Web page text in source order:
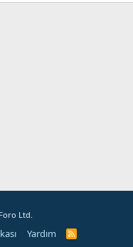
Ltd.
Yardım
R